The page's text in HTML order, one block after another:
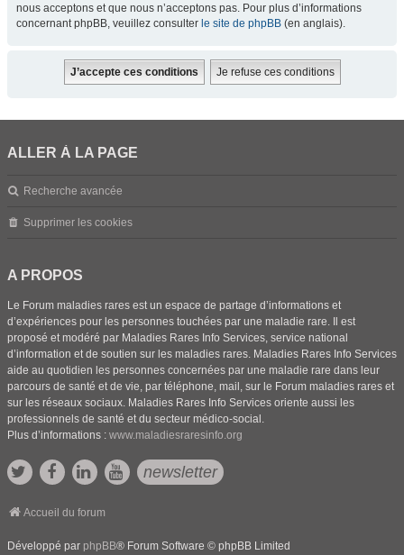
nous acceptons et que nous n’acceptons pas. Pour plus d’informations
concernant phpBB, veuillez consulter le site de phpBB (en anglais).
ALLER À LA PAGE
Recherche avancée
Supprimer les cookies
A PROPOS
Le Forum maladies rares est un espace de partage d’informations et
d’expériences pour les personnes touchées par une maladie rare. Il est
proposé et modéré par Maladies Rares Info Services, service national
d’information et de soutien sur les maladies rares. Maladies Rares Info Services
aide au quotidien les personnes concernées par une maladie rare dans leur
parcours de santé et de vie, par téléphone, mail, sur le Forum maladies rares et
sur les réseaux sociaux. Maladies Rares Info Services oriente aussi les
professionnels de santé et du secteur médico-social.
Plus d’informations : www.maladiesraresinfo.org
newsletter
Accueil du forum
Développé par phpBB® Forum Software © phpBB Limited